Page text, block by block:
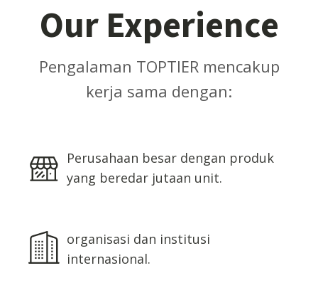
Our Experience
Pengalaman TOPTIER mencakup
kerja sama dengan:
Perusahaan besar dengan produk
yang beredar jutaan unit.
organisasi dan institusi
internasional.